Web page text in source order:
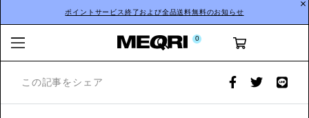
ポイントサービス終了および全品送料無料のお知らせ
0
この記事をシェア